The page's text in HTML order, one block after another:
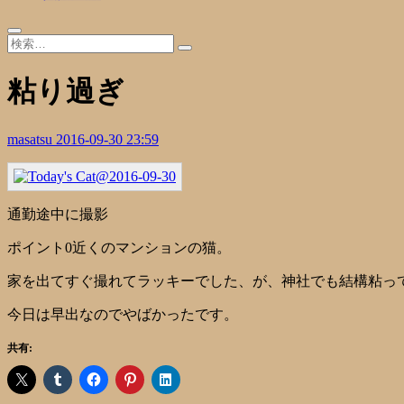
粘り過ぎ
masatsu 2016-09-30 23:59
通勤途中に撮影
ポイント0近くのマンションの猫。
家を出てすぐ撮れてラッキーでした、が、神社でも結構粘っ
今日は早出なのでやばかったです。
共有: